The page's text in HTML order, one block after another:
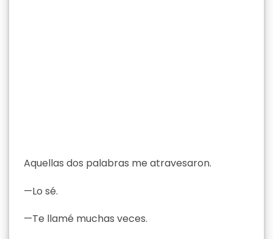
Aquellas dos palabras me atravesaron.
—Lo sé.
—Te llamé muchas veces.